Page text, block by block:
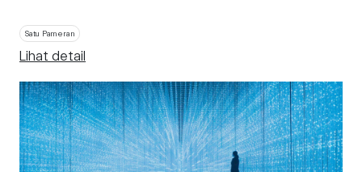
Satu Pameran
Lihat detail